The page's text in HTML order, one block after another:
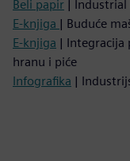
Beli papir | Industrial
E-knjiga | Buduće
E-knjiga | Integracija
hranu i piće
Infografika |